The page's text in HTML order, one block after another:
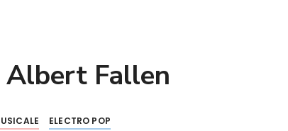
Albert Fallen
ELECTRO POP